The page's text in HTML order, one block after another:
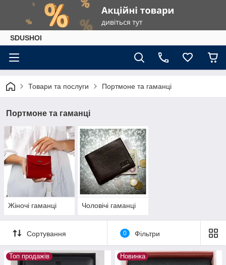
SDUSHOI
Товари та послуги Портмоне та гаманці
Портмоне та гаманці
Жіночі гаманці Чоловічі гаманці
Сортування 0 Фільтри
Топ продажів Новинка